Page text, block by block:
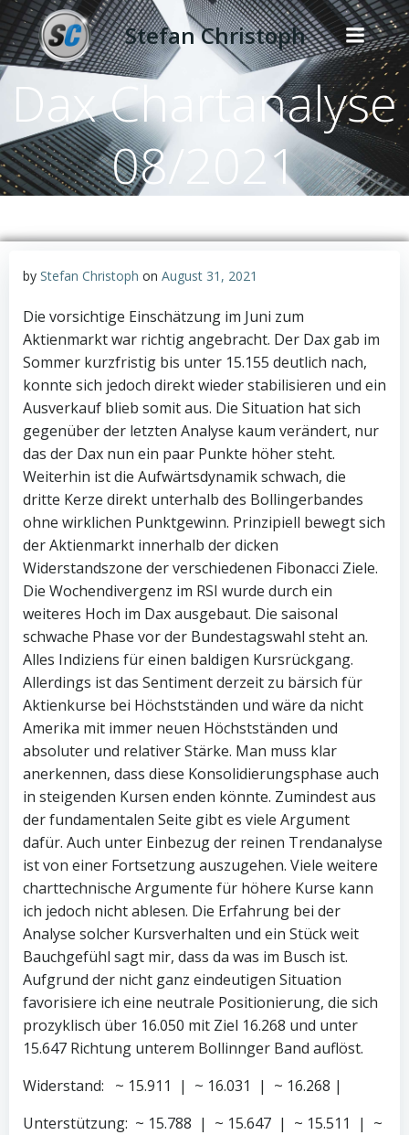
Zum
Inhalt
springen
Stefan Christoph
Dax Chartanalyse
08/2021
by Stefan Christoph on August 31, 2021
Die vorsichtige Einschätzung im Juni zum
Aktienmarkt war richtig angebracht. Der Dax gab im
Sommer kurzfristig bis unter 15.155 deutlich nach,
konnte sich jedoch direkt wieder stabilisieren und ein
Ausverkauf blieb somit aus. Die Situation hat sich
gegenüber der letzten Analyse kaum verändert, nur
das der Dax nun ein paar Punkte höher steht.
Weiterhin ist die Aufwärtsdynamik schwach, die
dritte Kerze direkt unterhalb des Bollingerbandes
ohne wirklichen Punktgewinn. Prinzipiell bewegt sich
der Aktienmarkt innerhalb der dicken
Widerstandszone der verschiedenen Fibonacci Ziele.
Die Wochendivergenz im RSI wurde durch ein
weiteres Hoch im Dax ausgebaut. Die saisonal
schwache Phase vor der Bundestagswahl steht an.
Alles Indiziens für einen baldigen Kursrückgang.
Allerdings ist das Sentiment derzeit zu bärsich für
Aktienkurse bei Höchstständen und wäre da nicht
Amerika mit immer neuen Höchstständen und
absoluter und relativer Stärke. Man muss klar
anerkennen, dass diese Konsolidierungsphase auch
in steigenden Kursen enden könnte. Zumindest aus
der fundamentalen Seite gibt es viele Argument
dafür. Auch unter Einbezug der reinen Trendanalyse
ist von einer Fortsetzung auszugehen. Viele weitere
charttechnische Argumente für höhere Kurse kann
ich jedoch nicht ablesen. Die Erfahrung bei der
Analyse solcher Kursverhalten und ein Stück weit
Bauchgefühl sagt mir, dass da was im Busch ist.
Aufgrund der nicht ganz eindeutigen Situation
favorisiere ich eine neutrale Positionierung, die sich
prozyklisch über 16.050 mit Ziel 16.268 und unter
15.647 Richtung unterem Bollinnger Band auflöst.
Widerstand: ~ 15.911 | ~ 16.031 | ~ 16.268 |
Unterstützung: ~ 15.788 | ~ 15.647 | ~ 15.511 | ~